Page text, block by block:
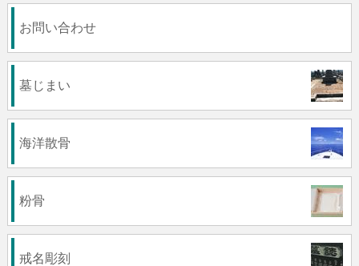
お問い合わせ
墓じまい
海洋散骨
粉骨
戒名彫刻